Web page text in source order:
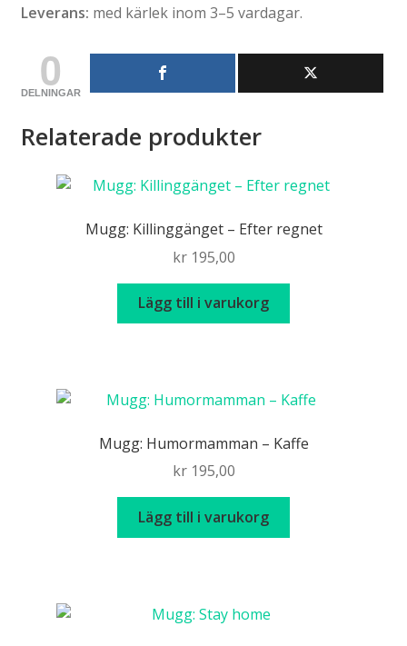
Leverans: med kärlek inom 3–5 vardagar.
0
DELNINGAR
Relaterade produkter
Mugg: Killinggänget – Efter regnet
kr195,00
Lägg till i varukorg
Mugg: Humormamman – Kaffe
kr195,00
Lägg till i varukorg